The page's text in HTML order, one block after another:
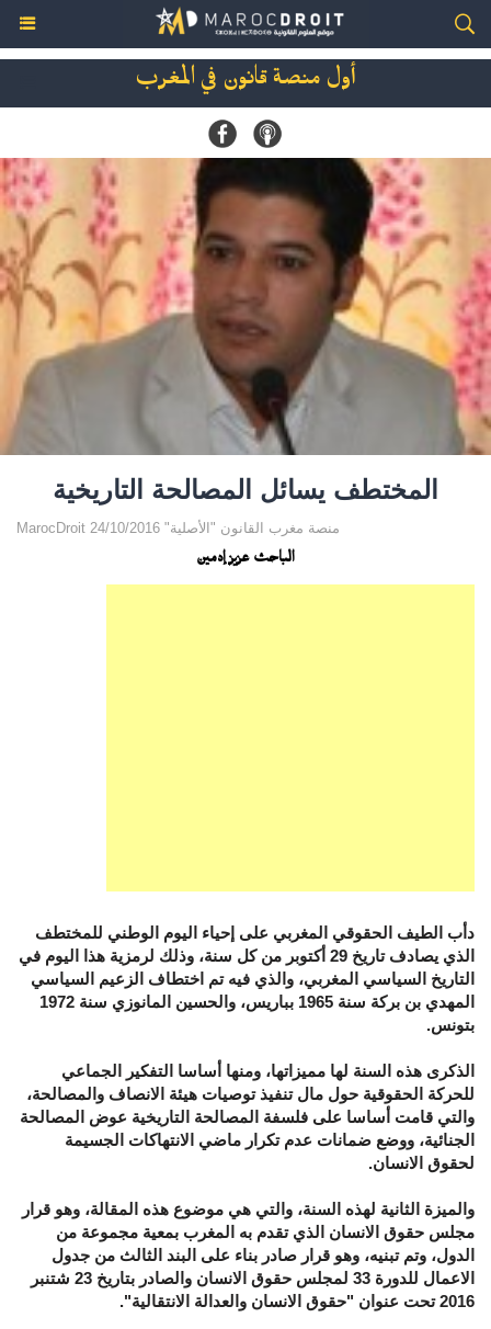
أول منصة قانون في المغرب
المختطف يسائل المصالحة التاريخية
MarocDroit منصة مغرب القانون "الأصلية" 24/10/2016
الباحث عزيز إدمين
دأب الطيف الحقوقي المغربي على إحياء اليوم الوطني للمختطف
الذي يصادف تاريخ 29 أكتوبر من كل سنة، وذلك لرمزية هذا اليوم في
التاريخ السياسي المغربي، والذي فيه تم اختطاف الزعيم السياسي
المهدي بن بركة سنة 1965 بباريس، والحسين المانوزي سنة 1972
بتونس.
الذكرى هذه السنة لها مميزاتها، ومنها أساسا التفكير الجماعي
للحركة الحقوقية حول مال تنفيذ توصيات هيئة الانصاف والمصالحة،
والتي قامت أساسا على فلسفة المصالحة التاريخية عوض المصالحة
الجنائية، ووضع ضمانات عدم تكرار ماضي الانتهاكات الجسيمة
لحقوق الانسان.
والميزة الثانية لهذه السنة، والتي هي موضوع هذه المقالة، وهو قرار
مجلس حقوق الانسان الذي تقدم به المغرب بمعية مجموعة من
الدول، وتم تبنيه، وهو قرار صادر بناء على البند الثالث من جدول
الاعمال للدورة 33 لمجلس حقوق الانسان والصادر بتاريخ 23 شتنبر
2016 تحت عنوان "حقوق الانسان والعدالة الانتقالية".